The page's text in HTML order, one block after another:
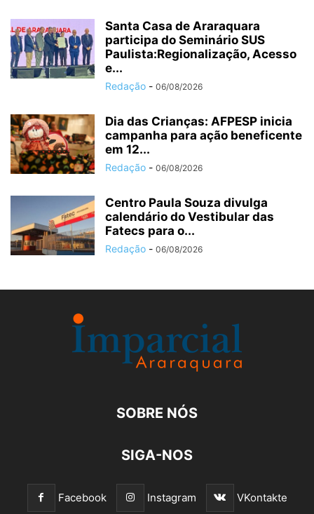
Santa Casa de Araraquara
participa do Seminário SUS
Paulista:Regionalização, Acesso
e...
Redação - 06/08/2026
Dia das Crianças: AFPESP inicia
campanha para ação beneficente
em 12...
Redação - 06/08/2026
Centro Paula Souza divulga
calendário do Vestibular das
Fatecs para o...
Redação - 06/08/2026
SOBRE NÓS
SIGA-NOS
Facebook Instagram VKontakte